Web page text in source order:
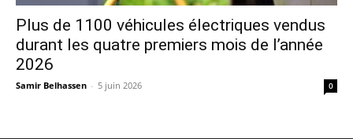
Plus de 1100 véhicules électriques vendus
durant les quatre premiers mois de l’année
2026
Samir Belhassen - 5 juin 2026 0